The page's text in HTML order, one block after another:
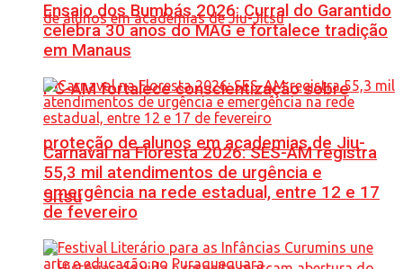
PC-AM fortalece conscientização sobre
proteção de alunos em academias de Jiu-
Jítsu
Ensaio dos Bumbás 2026: Curral do Garantido
celebra 30 anos do MAG e fortalece tradição
em Manaus
Carnaval na Floresta 2026: SES-AM registra
55,3 mil atendimentos de urgência e
emergência na rede estadual, entre 12 e 17
de fevereiro